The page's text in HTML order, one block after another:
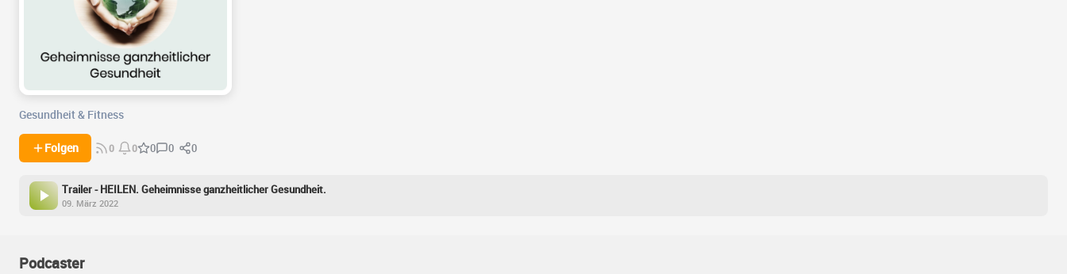
Gesundheit & Fitness
Folgen 0 0 0 0 0
Trailer - HEILEN. Geheimnisse ganzheitlicher Gesundheit.
09. März 2022
Podcaster